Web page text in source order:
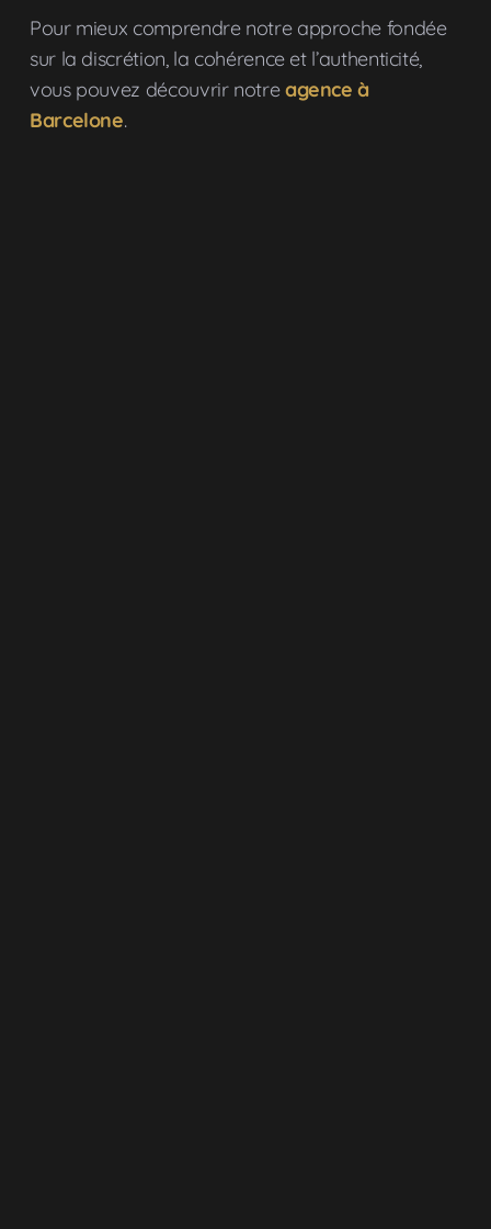
Pour mieux comprendre notre approche fondée
sur la discrétion, la cohérence et l’authenticité,
vous pouvez découvrir notreagence à
Barcelone.